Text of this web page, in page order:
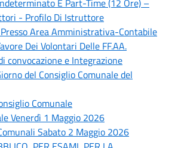
- Profilo Di Istruttore
Area Amministrativa-Contabile
Dei Volontari Delle FF.AA.
convocazione e Integrazione
del Consiglio Comunale del
Comunale
Venerdì 1 Maggio 2026
Sabato 2 Maggio 2026